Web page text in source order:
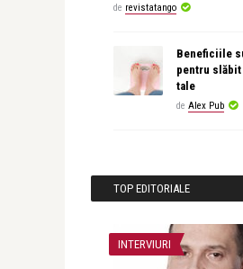
de revistatango
Beneficiile
pentru slăbit
tale
de Alex Pub
TOP EDITORIALE
INTERVIURI